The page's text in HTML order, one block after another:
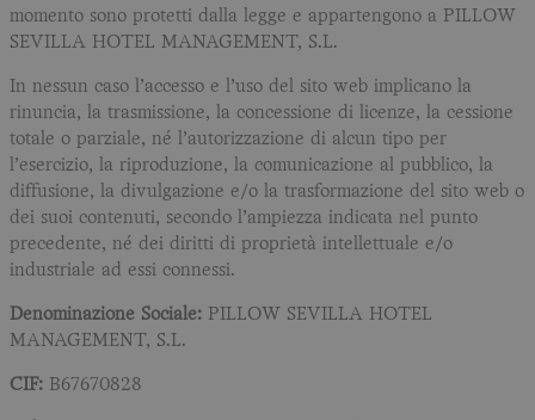
momento sono protetti dalla legge e appartengono a PILLOW
SEVILLA HOTEL MANAGEMENT, S.L.
In nessun caso l’accesso e l’uso del sito web implicano la
rinuncia, la trasmissione, la concessione di licenze, la cessione
totale o parziale, né l’autorizzazione di alcun tipo per
l’esercizio, la riproduzione, la comunicazione al pubblico, la
diffusione, la divulgazione e/o la trasformazione del sito web o
dei suoi contenuti, secondo l’ampiezza indicata nel punto
precedente, né dei diritti di proprietà intellettuale e/o
industriale ad essi connessi.
Denominazione Sociale: PILLOW SEVILLA HOTEL
MANAGEMENT, S.L.
CIF: B67670828